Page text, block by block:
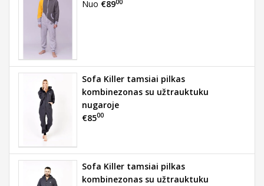
Nuo €8900
Sofa Killer tamsiai pilkas
kombinezonas su užtrauktuku
nugaroje
€8500
Sofa Killer tamsiai pilkas
kombinezonas su užtrauktuku